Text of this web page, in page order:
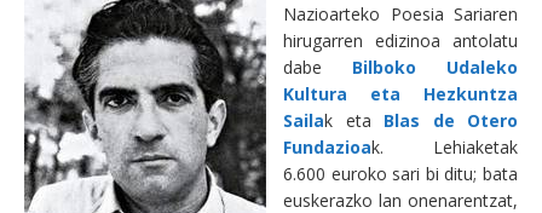
Nazioarteko Poesia Sariaren
hirugarren edizinoa antolatu
dabe Bilboko Udaleko
Kultura eta Hezkuntza
Sailak eta Blas de Otero
Fundazioak. Lehiaketak
6.600 euroko sari bi ditu; bata
euskerazko lan onenarentzat,